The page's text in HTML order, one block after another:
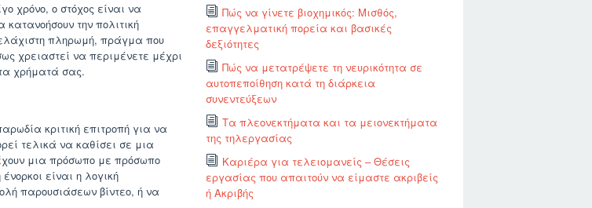
χρόνο, ο στόχος είναι να
την πολιτική
πληρωμή, πράγμα που
χρειαστεί να περιμένετε μέχρι
χρήματά σας.
κριτική επιτροπή για να
τελικά να καθίσει σε μια
μια πρόσωπο με πρόσωπο
είναι η λογική
παρουσιάσεων βίντεο, ή να
Πώς να γίνετε βιοχημικός: Μισθός,
επαγγελματική πορεία και βασικές
δεξιότητες
Πώς να μετατρέψετε τη νευρικότητα σε
αυτοπεποίθηση κατά τη διάρκεια
συνεντεύξεων
Τα πλεονεκτήματα και τα μειονεκτήματα
της τηλεργασίας
Καριέρα για τελειομανείς – Θέσεις
εργασίας που απαιτούν να είμαστε ακριβείς
ή Ακριβής